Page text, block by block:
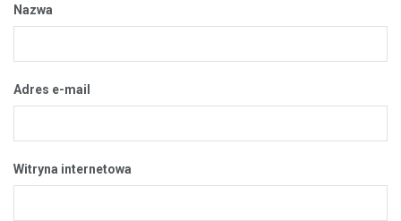
Nazwa
Adres e-mail
Witryna internetowa